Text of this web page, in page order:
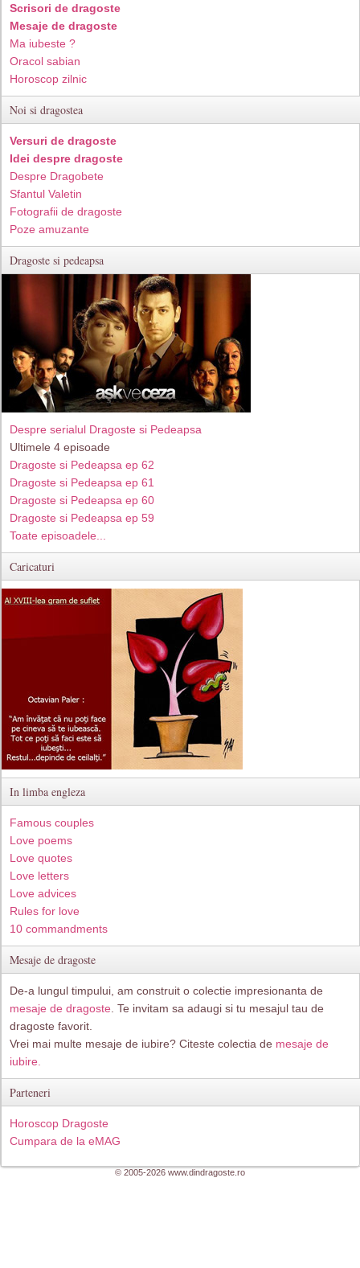
Scrisori de dragoste
Mesaje de dragoste
Ma iubeste ?
Oracol sabian
Horoscop zilnic
Noi si dragostea
Versuri de dragoste
Idei despre dragoste
Despre Dragobete
Sfantul Valetin
Fotografii de dragoste
Poze amuzante
Dragoste si pedeapsa
Despre serialul Dragoste si Pedeapsa
Ultimele 4 episoade
Dragoste si Pedeapsa ep 62
Dragoste si Pedeapsa ep 61
Dragoste si Pedeapsa ep 60
Dragoste si Pedeapsa ep 59
Toate episoadele...
Caricaturi
In limba engleza
Famous couples
Love poems
Love quotes
Love letters
Love advices
Rules for love
10 commandments
Mesaje de dragoste
De-a lungul timpului, am construit o colectie impresionanta de
mesaje de dragoste . Te invitam sa adaugi si tu mesajul tau de
dragoste favorit.
Vrei mai multe mesaje de iubire? Citeste colectia de mesaje de
iubire.
Parteneri
Horoscop Dragoste
Cumpara de la eMAG
© 2005-2026 www.dindragoste.ro